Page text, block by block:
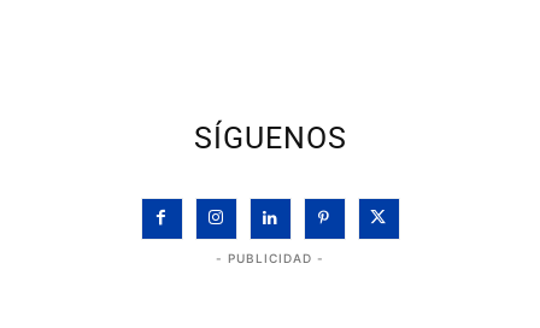
SÍGUENOS
- PUBLICIDAD -